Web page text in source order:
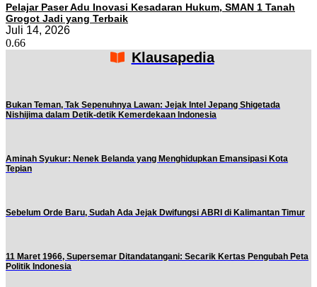
Pelajar Paser Adu Inovasi Kesadaran Hukum, SMAN 1 Tanah
Grogot Jadi yang Terbaik
Juli 14, 2026
Klausapedia
Bukan Teman, Tak Sepenuhnya Lawan: Jejak Intel Jepang Shigetada
Nishijima dalam Detik-detik Kemerdekaan Indonesia
Aminah Syukur: Nenek Belanda yang Menghidupkan Emansipasi Kota
Tepian
Sebelum Orde Baru, Sudah Ada Jejak Dwifungsi ABRI di Kalimantan Timur
11 Maret 1966, Supersemar Ditandatangani: Secarik Kertas Pengubah Peta
Politik Indonesia